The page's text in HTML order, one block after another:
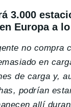
3.000
Europa a
no compra
en
de carga y,
podrían
allí